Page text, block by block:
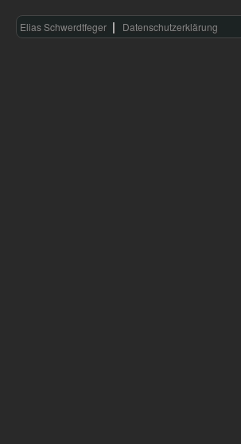
Elias Schwerdtfeger Datenschutzerklärung